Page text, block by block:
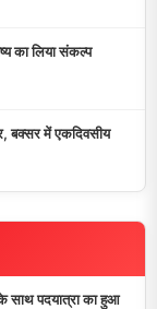
का लिया संकल्प
बक्सर में एकदिवसीय
साथ पदयात्रा का हुआ